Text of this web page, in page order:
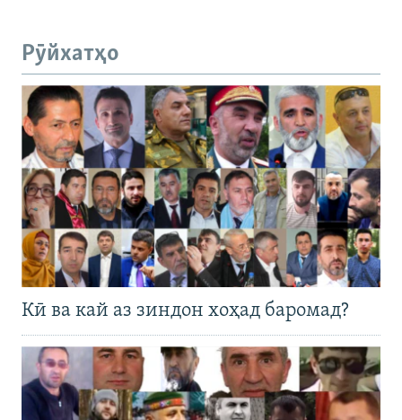
Рӯйхатҳо
Кӣ ва кай аз зиндон хоҳад баромад?